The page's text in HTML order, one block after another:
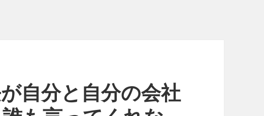
が自分と自分の会社